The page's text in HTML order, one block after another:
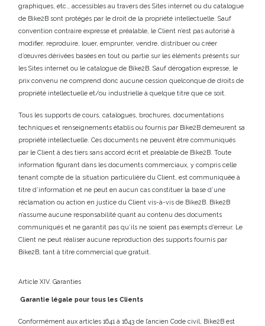
graphiques, etc., accessibles au travers des Sites internet ou du catalogue
de Bike2B sont protégés par le droit de la propriété intellectuelle. Sauf
convention contraire expresse et préalable, le Client n’est pas autorisé à
modifier, reproduire, louer, emprunter, vendre, distribuer ou créer
d’œuvres dérivées basées en tout ou partie sur les éléments présents sur
les Sites internet ou le catalogue de Bike2B. Sauf dérogation expresse, le
prix convenu ne comprend donc aucune cession quelconque de droits de
propriété intellectuelle et/ou industrielle à quelque titre que ce soit.
Tous les supports de cours, catalogues, brochures, documentations
techniques et renseignements établis ou fournis par Bike2B demeurent sa
propriété intellectuelle. Ces documents ne peuvent être communiqués
par le Client à des tiers sans accord écrit et préalable de Bike2B. Toute
information figurant dans les documents commerciaux, y compris celle
tenant compte de la situation particulière du Client, est communiquée à
titre d’information et ne peut en aucun cas constituer la base d’une
réclamation ou action en justice du Client vis-à-vis de Bike2B. Bike2B
n’assume aucune responsabilité quant au contenu des documents
communiqués et ne garantit pas qu’ils ne soient pas exempts d’erreur. Le
Client ne peut réaliser aucune reproduction des supports fournis par
Bike2B, tant à titre commercial que gratuit.
Article XIV. Garanties
Garantie légale pour tous les Clients
Conformément aux articles 1641 à 1643 de l’ancien Code civil, Bike2B est